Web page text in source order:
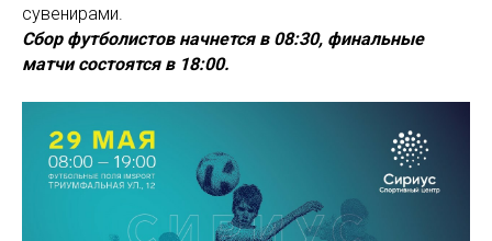
сувенирами.
Сбор футболистов начнется в 08:30, финальные
матчи состоятся в 18:00.